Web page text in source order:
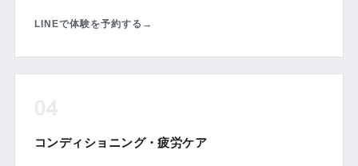
LINEで体験を予約する →
04
コンディショニング・疲労ケア